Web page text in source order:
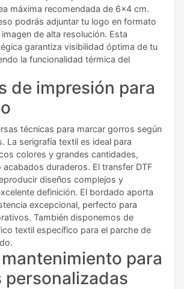
máxima recomendada de 6x4 cm.
podrás adjuntar tu logo en formato
de alta resolución. Esta
garantiza visibilidad óptima de tu
la funcionalidad térmica del
de impresión para
técnicas para marcar gorros según
La serigrafía textil es ideal para
colores y grandes cantidades,
duraderos. El transfer DTF
diseños complejos y
definición. El bordado aporta
excepcional, perfecto para
También disponemos de
textil específico para el parche de
para
personalizadas